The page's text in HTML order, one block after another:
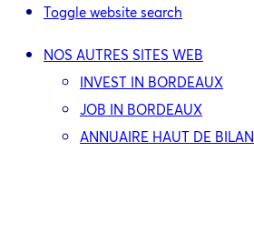
Toggle website search
NOS AUTRES SITES WEB
INVEST IN BORDEAUX
JOB IN BORDEAUX
ANNUAIRE HAUT DE BILAN